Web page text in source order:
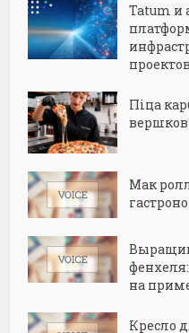
Tatum и
проектов
Піца
Мак
на
Кресло